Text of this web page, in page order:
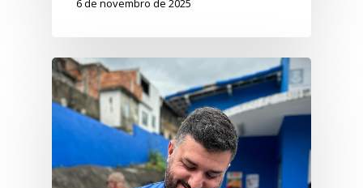
6 de novembro de 2025